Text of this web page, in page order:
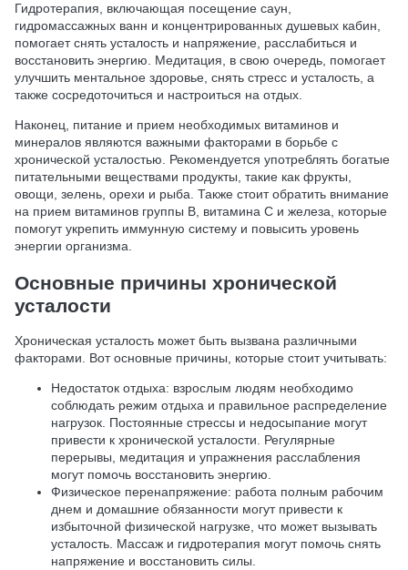
Гидротерапия, включающая посещение саун,
гидромассажных ванн и концентрированных душевых кабин,
помогает снять усталость и напряжение, расслабиться и
восстановить энергию. Медитация, в свою очередь, помогает
улучшить ментальное здоровье, снять стресс и усталость, а
также сосредоточиться и настроиться на отдых.
Наконец, питание и прием необходимых витаминов и
минералов являются важными факторами в борьбе с
хронической усталостью. Рекомендуется употреблять богатые
питательными веществами продукты, такие как фрукты,
овощи, зелень, орехи и рыба. Также стоит обратить внимание
на прием витаминов группы В, витамина С и железа, которые
помогут укрепить иммунную систему и повысить уровень
энергии организма.
Основные причины хронической
усталости
Хроническая усталость может быть вызвана различными
факторами. Вот основные причины, которые стоит учитывать:
Недостаток отдыха: взрослым людям необходимо
соблюдать режим отдыха и правильное распределение
нагрузок. Постоянные стрессы и недосыпание могут
привести к хронической усталости. Регулярные
перерывы, медитация и упражнения расслабления
могут помочь восстановить энергию.
Физическое перенапряжение: работа полным рабочим
днем и домашние обязанности могут привести к
избыточной физической нагрузке, что может вызывать
усталость. Массаж и гидротерапия могут помочь снять
напряжение и восстановить силы.